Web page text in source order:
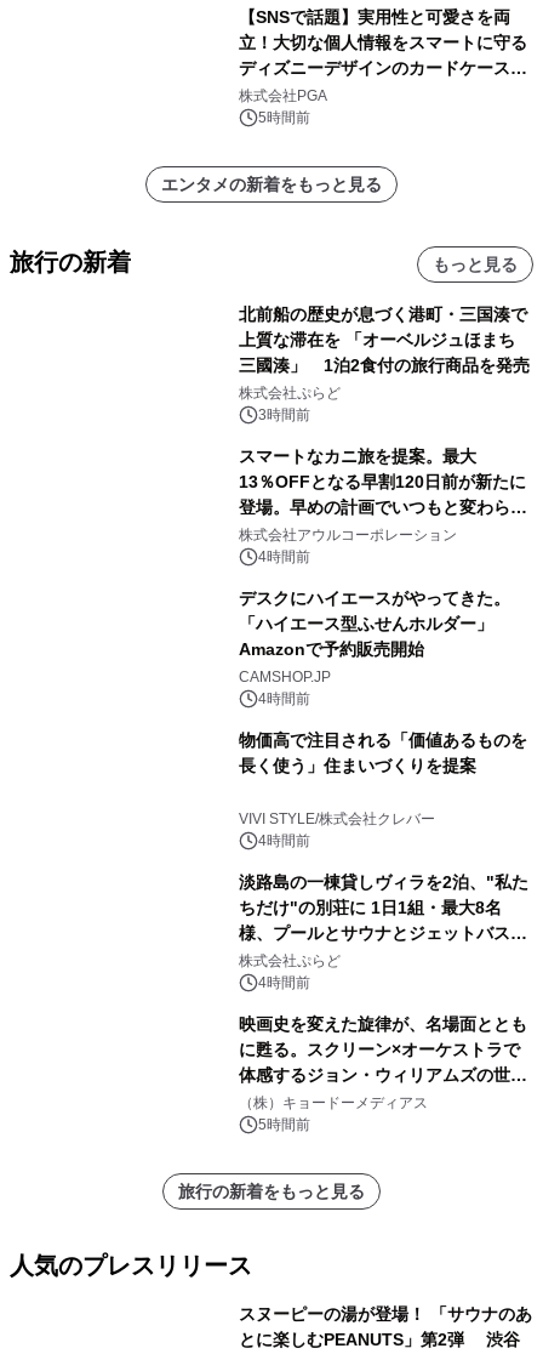
【SNSで話題】実用性と可愛さを両
立！大切な個人情報をスマートに守る
ディズニーデザインのカードケースを
株式会社PGAが8月7日発売
株式会社PGA
5時間前
エンタメの新着をもっと見る
旅行の新着 もっと見る
北前船の歴史が息づく港町・三国湊で
上質な滞在を 「オーベルジュほまち
三國湊」 1泊2食付の旅行商品を発売
株式会社ぷらど
3時間前
スマートなカニ旅を提案。最大
13％OFFとなる早割120日前が新たに
登場。早めの計画でいつもと変わらぬ
大人の冬旅を。ー夕日ヶ浦温泉「佳松
苑 別邸ふうか」ー
株式会社アウルコーポレーション
4時間前
デスクにハイエースがやってきた。
「ハイエース型ふせんホルダー」
Amazonで予約販売開始
CAMSHOP.JP
4時間前
物価高で注目される「価値あるものを
長く使う」住まいづくりを提案
VIVI STYLE/株式会社クレバー
4時間前
淡路島の一棟貸しヴィラを2泊、"私た
ちだけ"の別荘に 1日1組・最大8名
様、プールとサウナとジェットバス付
きで Villa Mon Temps AWAJIの連泊
素泊りプラン
株式会社ぷらど
4時間前
映画史を変えた旋律が、名場面ととも
に甦る。スクリーン×オーケストラで
体感するジョン・ウィリアムズの世
界。ジョン・ウィリアムズ：シネマ・
スペクタキュラー・コンサート 開催決
（株）キョードーメディアス
5時間前
旅行の新着をもっと見る
人気のプレスリリース
スヌーピーの湯が登場！ 「サウナのあ
とに楽しむPEANUTS」第2弾 渋谷